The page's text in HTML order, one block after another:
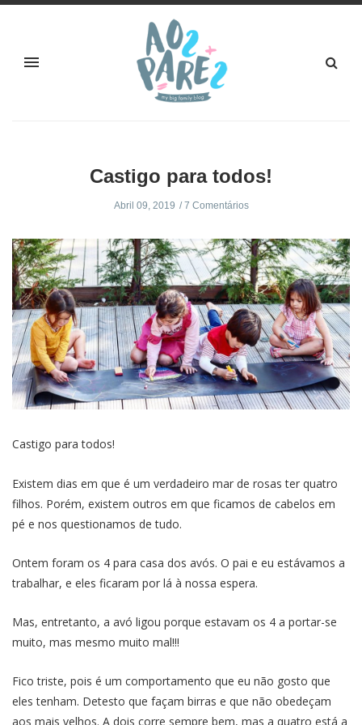
Castigo para todos!
Abril 09, 2019 7 Comentários
Castigo para todos!
Existem dias em que é um verdadeiro mar de rosas ter quatro
filhos. Porém, existem outros em que ficamos de cabelos em
pé e nos questionamos de tudo.
Ontem foram os 4 para casa dos avós. O pai e eu estávamos a
trabalhar, e eles ficaram por lá à nossa espera.
Mas, entretanto, a avó ligou porque estavam os 4 a portar-se
muito, mas mesmo muito mal!!!
Fico triste, pois é um comportamento que eu não gosto que
eles tenham. Detesto que façam birras e que não obedeçam
aos mais velhos. A dois corre sempre bem, mas a quatro está a